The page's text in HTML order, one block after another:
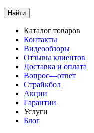
Найти
Каталог товаров
Контакты
Видеообзоры
Отзывы клиентов
Доставка и оплата
Вопрос—ответ
Страйкбол
Акции
Гарантии
Услуги
Блог